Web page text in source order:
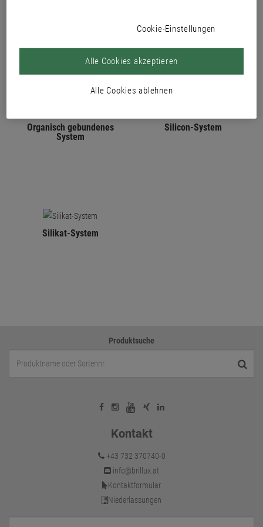
Organisch gebundenes
System
Silicon-System
Silikat-System
Produktsuche
Kontakt
+43 732 370740-0
info@brillux.at
Kontaktformular
Niederlassungen
Cookie-Einstellungen
Alle Cookies ablehnen
Alle Cookies akzeptieren